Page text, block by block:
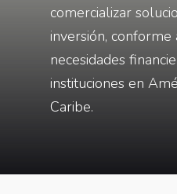
comercializar
inversión,
necesidades
instituciones en
Caribe.